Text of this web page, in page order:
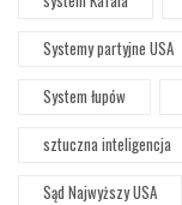
Systemy partyjne USA
System łupów
sztuczna inteligencja
Sąd Najwyższy USA